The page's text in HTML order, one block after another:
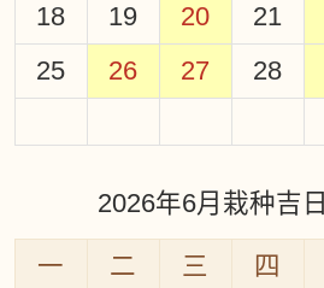
18
19 20 21
25
26 27 28
2026年6月栽种吉日
一 二 三 四